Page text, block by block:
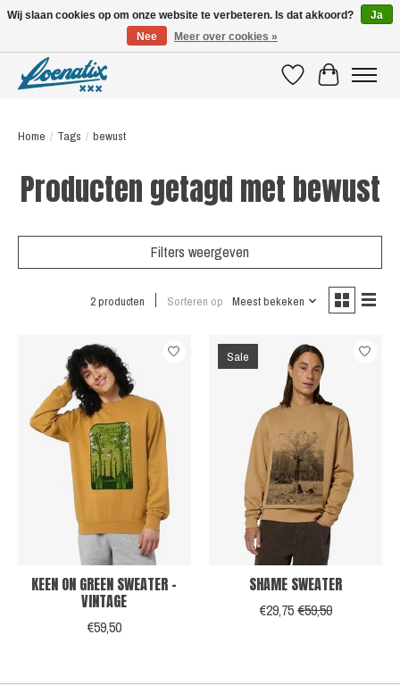
VerlanglijstWinkelwagen
Home / Tags / bewust
Producten getagd met bewust
Filters weergeven
2 producten Sorteren op Meest bekeken
KEEN ON GREEN SWEATER -
VINTAGE
€59,50
Sale
SHAME SWEATER
€29,75€59,50
Wij slaan cookies op om onze website te verbeteren. Is dat akkoord?
Ja
Nee
Meer over cookies »